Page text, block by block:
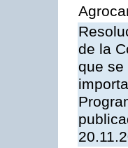
de la
que se